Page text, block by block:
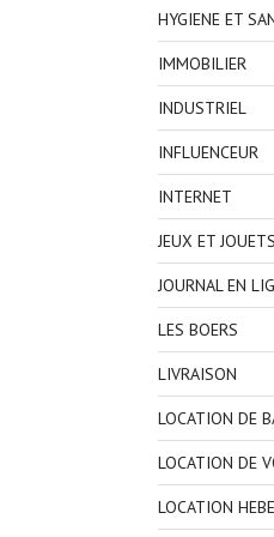
HYGIENE ET
IMMOBILIER
INDUSTRIEL
INFLUENCEUR
INTERNET
JEUX ET JOUETS
JOURNAL EN
LES BOERS
LIVRAISON
LOCATION DE
LOCATION DE
LOCATION